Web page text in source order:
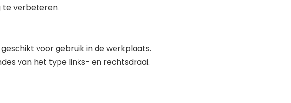
te verbeteren.
voor gebruik in de werkplaats.
van het type links- en rechtsdraai.